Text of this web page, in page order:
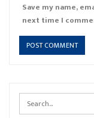
Save my name,
next time I